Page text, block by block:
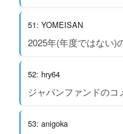
51: YOMEISAN
2025年(年度ではない)
52: hry64
ジャパンファンドのコ
53: anigoka